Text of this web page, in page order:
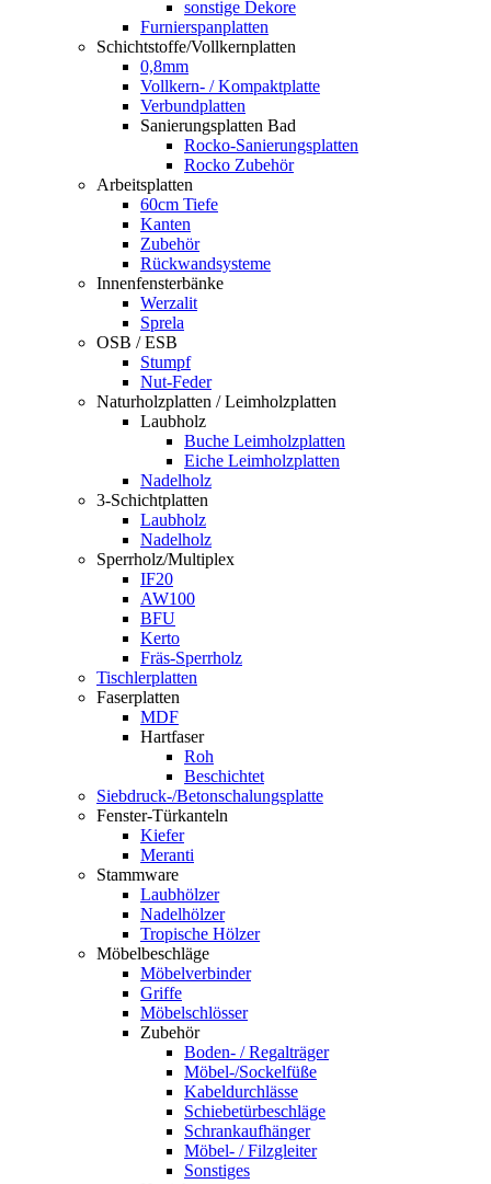
sonstige Dekore
Furnierspanplatten
Schichtstoffe/Vollkernplatten
0,8mm
Vollkern- / Kompaktplatte
Verbundplatten
Sanierungsplatten Bad
Rocko-Sanierungsplatten
Rocko Zubehör
Arbeitsplatten
60cm Tiefe
Kanten
Zubehör
Rückwandsysteme
Innenfensterbänke
Werzalit
Sprela
OSB / ESB
Stumpf
Nut-Feder
Naturholzplatten / Leimholzplatten
Laubholz
Buche Leimholzplatten
Eiche Leimholzplatten
Nadelholz
3-Schichtplatten
Laubholz
Nadelholz
Sperrholz/Multiplex
IF20
AW100
BFU
Kerto
Fräs-Sperrholz
Tischlerplatten
Faserplatten
MDF
Hartfaser
Roh
Beschichtet
Siebdruck-/Betonschalungsplatte
Fenster-Türkanteln
Kiefer
Meranti
Stammware
Laubhölzer
Nadelhölzer
Tropische Hölzer
Möbelbeschläge
Möbelverbinder
Griffe
Möbelschlösser
Zubehör
Boden- / Regalträger
Möbel-/Sockelfüße
Kabeldurchlässe
Schiebetürbeschläge
Schrankaufhänger
Möbel- / Filzgleiter
Sonstiges